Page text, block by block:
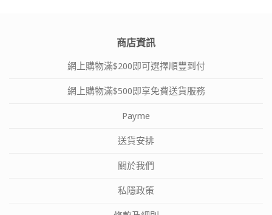
商店資訊
網上購物滿$200即可選擇順豐到付
網上購物滿$500即享免費送貨服務
Payme
送貨安排
關於我們
私隱政策